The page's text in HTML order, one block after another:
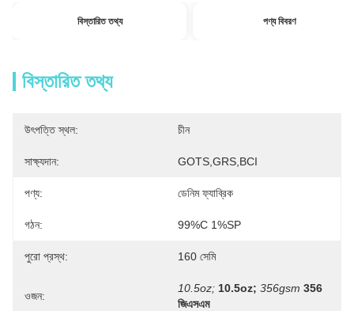
বিস্তারিত তথ্য পণ্য বিবরণ
বিস্তারিত তথ্য
উৎপত্তি স্থল: চীন
সাক্ষ্যদান: GOTS,GRS,BCI
পণ্য: ডেনিম ফ্যাব্রিক
গঠন: 99%C 1%SP
পুরো প্রস্থ: 160 সেমি
ওজন:
10.5oz; 10.5oz; 356gsm 356
জিএসএম